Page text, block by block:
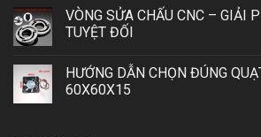
VÒNG SỬA CHẤU CNC – GIẢI
TUYỆT ĐỐI
HƯỚNG DẪN CHỌN ĐÚNG
60X60X15